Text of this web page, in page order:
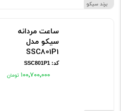
برند سیکو
ساعت مردانه
سیکو مدل
SSC801P1
کد: SSC801P1
۱۰۰٬۷۰۰٬۰۰۰